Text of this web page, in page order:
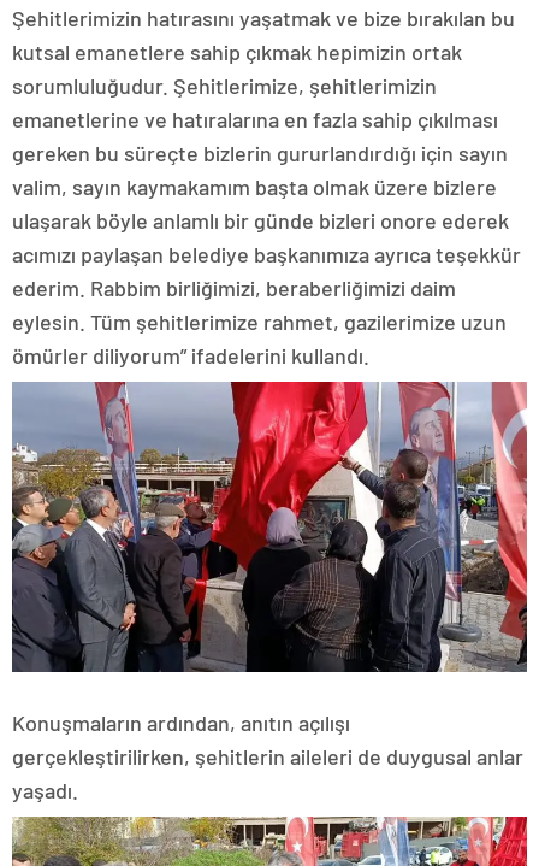
Şehitlerimizin hatırasını yaşatmak ve bize bırakılan bu
kutsal emanetlere sahip çıkmak hepimizin ortak
sorumluluğudur. Şehitlerimize, şehitlerimizin
emanetlerine ve hatıralarına en fazla sahip çıkılması
gereken bu süreçte bizlerin gururlandırdığı için sayın
valim, sayın kaymakamım başta olmak üzere bizlere
ulaşarak böyle anlamlı bir günde bizleri onore ederek
acımızı paylaşan belediye başkanımıza ayrıca teşekkür
ederim. Rabbim birliğimizi, beraberliğimizi daim
eylesin. Tüm şehitlerimize rahmet, gazilerimize uzun
ömürler diliyorum” ifadelerini kullandı.
Konuşmaların ardından, anıtın açılışı
gerçekleştirilirken, şehitlerin aileleri de duygusal anlar
yaşadı.